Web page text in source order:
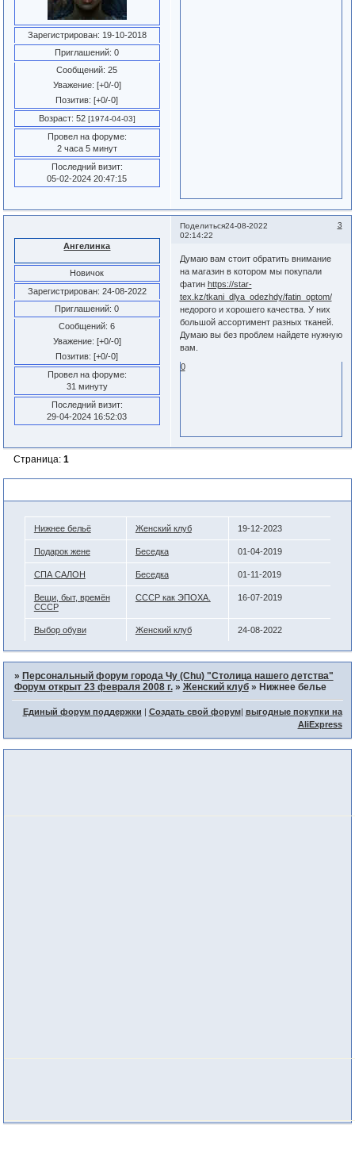
Зарегистрирован: 19-10-2018
Приглашений: 0
Сообщений: 25
Уважение: [+0/-0]
Позитив: [+0/-0]
Возраст: 52 [1974-04-03]
Провел на форуме:
2 часа 5 минут
Последний визит:
05-02-2024 20:47:15
Поделиться 3
24-08-2022
02:14:22
Ангелинка
Новичок
Зарегистрирован: 24-08-2022
Приглашений: 0
Сообщений: 6
Уважение: [+0/-0]
Позитив: [+0/-0]
Провел на форуме:
31 минуту
Последний визит:
29-04-2024 16:52:03
Думаю вам стоит обратить внимание
на магазин в котором мы покупали
фатин https://star-
tex.kz/tkani_dlya_odezhdy/fatin_optom/
недорого и хорошего качества. У них
большой ассортимент разных тканей.
Думаю вы без проблем найдете нужную
вам.
0
Страница: 1
Нижнее бельё Женский клуб 19-12-2023
Подарок жене Беседка 01-04-2019
СПА САЛОН Беседка 01-11-2019
Вещи, быт, времён
СССР
СССР как ЭПОХА. 16-07-2019
Выбор обуви Женский клуб 24-08-2022
» Персональный форум города Чу (Chu) "Столица нашего детства"
Форум открыт 23 февраля 2008 г. » Женский клуб » Нижнее белье
Единый форум поддержки Создать свой форум| выгодные покупки на
AliExpress